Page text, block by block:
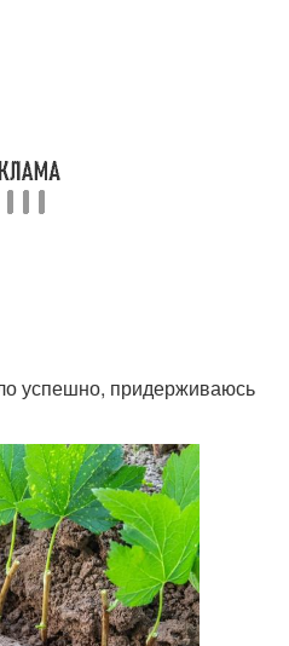
успешно, придерживаюсь